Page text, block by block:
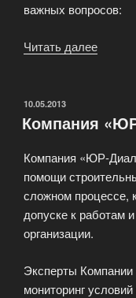
важных вопросов:
Читать далее
ОПУБЛИКОВАНО
10.05.2013
Компания
Компания «ЮР-
помощи
сложном процессе,
допуске к работам
организации.
Эксперты
мониторинг